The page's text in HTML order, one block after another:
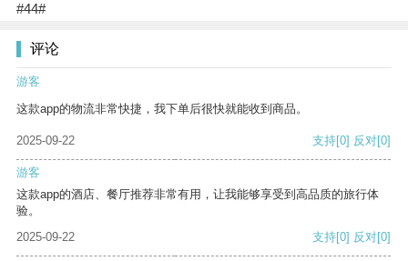
#44#
评论
游客
这款app的物流非常快捷，我下单后很快就能收到商品。
2025-09-22 支持[0] 反对[0]
游客
这款app的酒店、餐厅推荐非常有用，让我能够享受到高品质的旅行体
验。
2025-09-22
支持[0] 反对[0]